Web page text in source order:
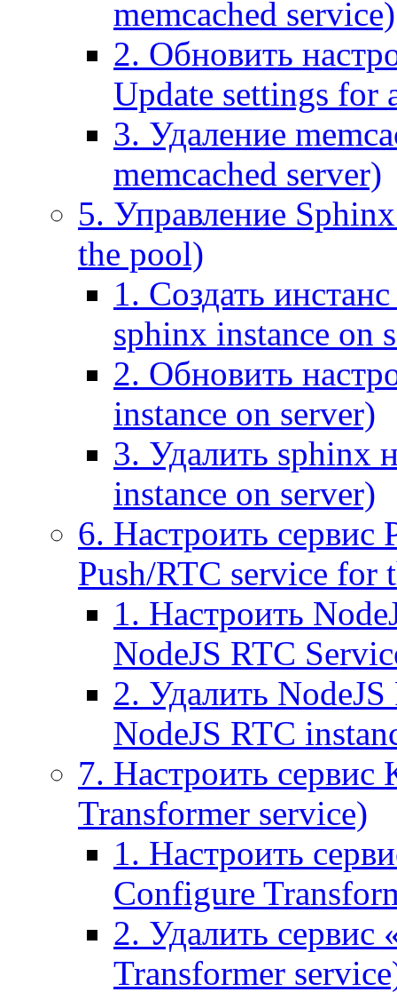
memcached service)
2. Обновить
Update settings for
3. Удаление
memcached server)
5. Управление
the pool)
1. Создать
sphinx instance on
2. Обновить
instance on server)
3. Удалить sphinx
instance on server)
6. Настроить
Push/RTC service for
1. Настроить
NodeJS RTC
2. Удалить
NodeJS RTC
7. Настроить
Transformer service)
1. Настроить
Configure
2. Удалить сервис
Transformer